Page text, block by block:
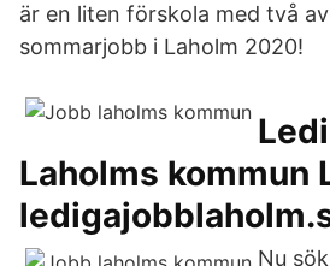
är en liten förskola med två
sommarjobb i Laholm 2020!
Laholms kommun
Nu